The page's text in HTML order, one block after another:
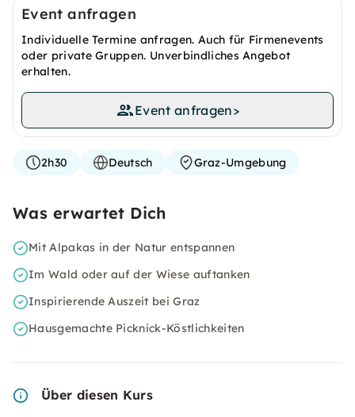
Event anfragen
Individuelle Termine anfragen. Auch für Firmenevents
oder private Gruppen. Unverbindliches Angebot
erhalten.
Event anfragen>
2h30 Deutsch Graz-Umgebung
Was erwartet Dich
Mit Alpakas in der Natur entspannen
Im Wald oder auf der Wiese auftanken
Inspirierende Auszeit bei Graz
Hausgemachte Picknick-Köstlichkeiten
Über diesen Kurs